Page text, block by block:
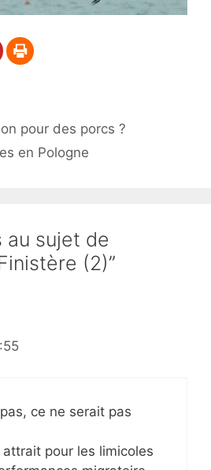
pour des porcs ?
en Pologne
sujet de
(2)”
ce ne serait pas
pour les limicoles